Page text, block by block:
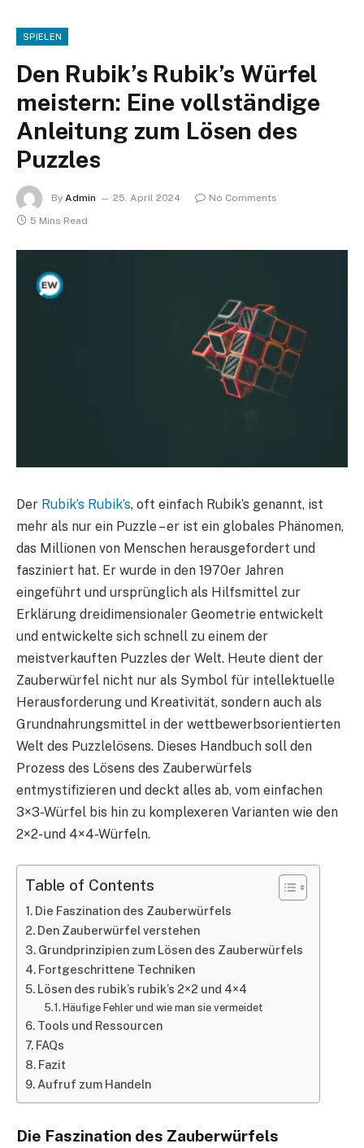
SPIELEN
Den Rubik’s Rubik’s Würfel
meistern: Eine vollständige
Anleitung zum Lösen des
Puzzles
By Admin 25. April 2024
No Comments
5 Mins Read
Der Rubik’s Rubik’s, oft einfach Rubik’s genannt, ist
mehr als nur ein Puzzle – er ist ein globales Phänomen,
das Millionen von Menschen herausgefordert und
fasziniert hat. Er wurde in den 1970er Jahren
eingeführt und ursprünglich als Hilfsmittel zur
Erklärung dreidimensionaler Geometrie entwickelt
und entwickelte sich schnell zu einem der
meistverkauften Puzzles der Welt. Heute dient der
Zauberwürfel nicht nur als Symbol für intellektuelle
Herausforderung und Kreativität, sondern auch als
Grundnahrungsmittel in der wettbewerbsorientierten
Welt des Puzzlelösens. Dieses Handbuch soll den
Prozess des Lösens des Zauberwürfels
entmystifizieren und deckt alles ab, vom einfachen
3×3-Würfel bis hin zu komplexeren Varianten wie den
2×2- und 4×4-Würfeln.
Table of Contents
Die Faszination des Zauberwürfels
Den Zauberwürfel verstehen
Grundprinzipien zum Lösen des Zauberwürfels
Fortgeschrittene Techniken
Lösen des rubik’s rubik’s 2×2 und 4×4
Häufige Fehler und wie man sie vermeidet
Tools und Ressourcen
FAQs
Fazit
Aufruf zum Handeln
Die Faszination des Zauberwürfels